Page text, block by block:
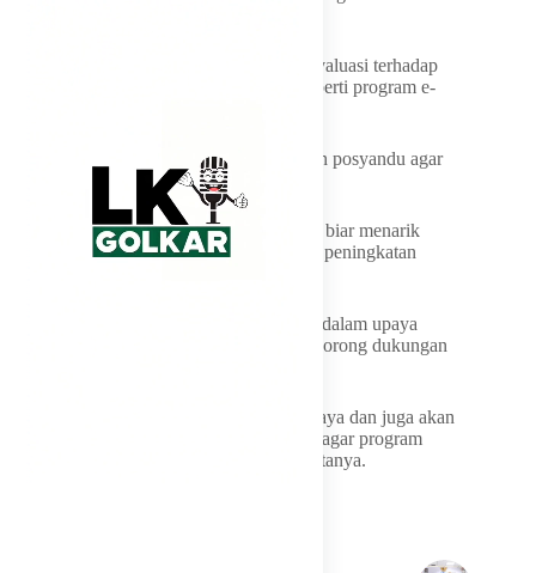
Selain edukasi, ia menekankan perlunya evaluasi terhadap
program kesehatan yang telah berjalan, seperti program e-
Ia mendorong peningkatan kualitas layanan posyandu agar
lebih menarik bagi masyarakat.
“Perlu adanya penyegaran tugas posyandu biar menarik
sehingga anak-anak mau datang, termasuk peningkatan
Ia menyatakan komitmen untuk turut serta dalam upaya
edukasi melalui berbagai media serta mendorong dukungan
“Saya akan bantu melalui konten-konten saya dan juga akan
menyampaikan kepada pemerintah daerah agar program
kesehatan ini menjadi perhatian serius,” katanya.